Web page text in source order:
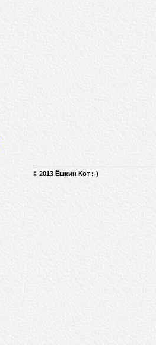
© 2013 Ёшкин Кот :-)